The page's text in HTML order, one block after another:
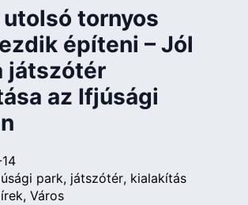
utolsó tornyos
építeni – Jól
játszótér
az Ifjúsági
park játszótér kialakítás
Város